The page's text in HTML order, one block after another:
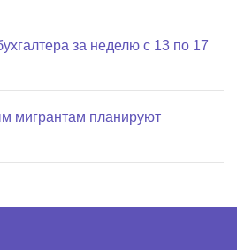
за неделю с 13 по 17
мигрантам планируют